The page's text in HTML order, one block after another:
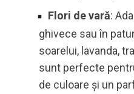
Flori de vară:
ghivece sau în
soarelui, lavanda,
sunt perfecte
de culoare și un